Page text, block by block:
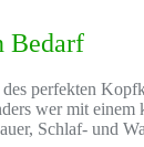
Bedarf
perfekten
wer mit
Schlaf- und